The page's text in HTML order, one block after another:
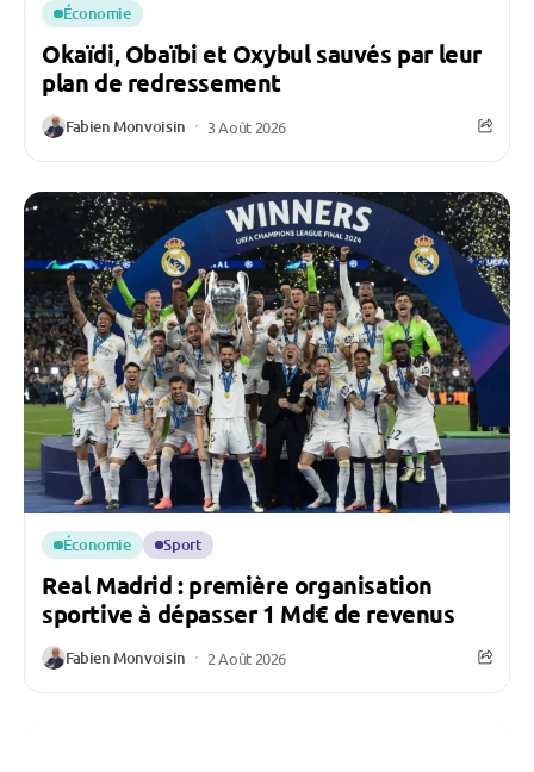
Économie
Okaïdi, Obaïbi et Oxybul sauvés par leur
plan de redressement
Fabien Monvoisin 3 Août 2026
Économie Sport
Real Madrid : première organisation
sportive à dépasser 1 Md€ de revenus
Fabien Monvoisin 2 Août 2026